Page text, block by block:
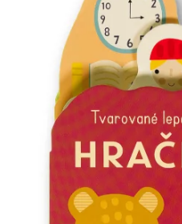
Aktivity / Samolepky
Rozprávky a príbehy